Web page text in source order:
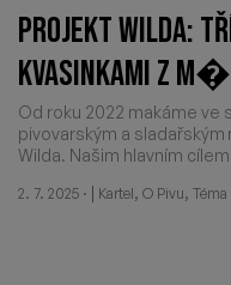
PROJEKT WILDA:
KVASINKAMI Z
Od roku 2022 makáme ve
pivovarským a
Wilda. Našim hlavním
2. 7. 2025 · Kartel, O Pivu, Téma